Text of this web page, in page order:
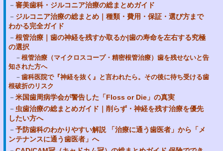
審美歯科・ジルコニア治療の総まとめガイド
ジルコニア治療の総まとめ｜種類・費用・保証・選び方まで
わかる完全ガイド
根管治療｜歯の神経を残すか取るか|歯の寿命を左右する究極
の選択
根管治療（マイクロスコープ・精密根管治療）歯を残せないと告
知された方へ
歯科医院で『神経を抜く』と言われたら。その後に待ち受ける歯
根破折のリスク
米国歯周病学会が警告した「Floss or Die」の真実
虫歯治療の総まとめガイド｜削らず・神経を残す治療を優先
したい方へ
予防歯科のわかりやすい解説 「治療に通う歯医者」から「メ
ンテナンスに通う歯医者」へ